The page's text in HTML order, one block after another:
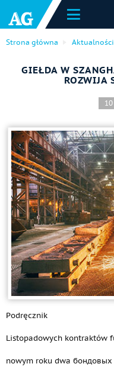
Strona główna Aktualności
GIEŁDA W
ROZWIJA
Podręcznik
Listopadowych kontraktów
nowym roku dwa